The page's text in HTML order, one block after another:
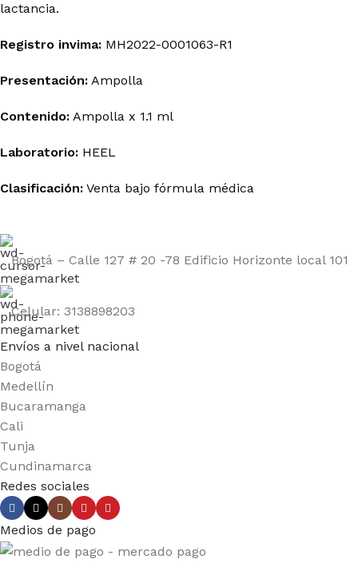
lactancia.
Registro invima: MH2022-0001063-R1
Presentación: Ampolla
Contenido: Ampolla x 1.1 ml
Laboratorio: HEEL
Clasificación: Venta bajo fórmula médica
Bogotá – Calle 127 # 20 -78 Edificio Horizonte local 101
Celular: 3138898203
Envíos a nivel nacional
Bogotá
Medellín
Bucaramanga
Cali
Tunja
Cundinamarca
Redes sociales
Medios de pago